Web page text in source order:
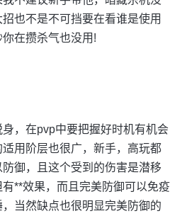
也不是不可挡要在看谁是使用
在攒杀气也没用!
，在pvp中要把握好时机有机会
用阶层也很广，新手，高玩都
御，且这个受到的伤害是潜移
**效果，而且完美防御可以免疫
当然缺点也很明显完美防御的